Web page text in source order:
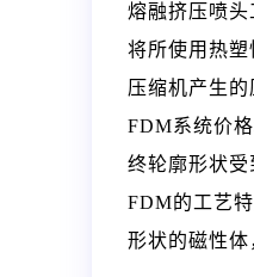
熔融挤压喷头
将所使用热
压缩机产生
FDM系统价
终轮廓形状受
FDM的工艺
形状的磁性